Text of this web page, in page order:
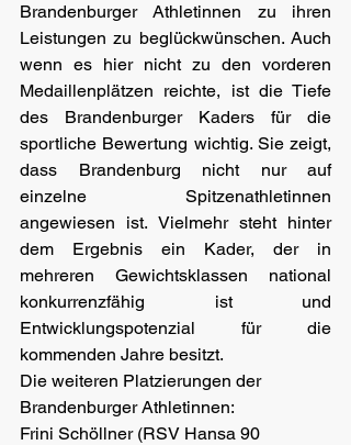
Brandenburger Athletinnen zu ihren
Leistungen zu beglückwünschen. Auch
wenn es hier nicht zu den vorderen
Medaillenplätzen reichte, ist die Tiefe
des Brandenburger Kaders für die
sportliche Bewertung wichtig. Sie zeigt,
dass Brandenburg nicht nur auf
einzelne Spitzenathletinnen
angewiesen ist. Vielmehr steht hinter
dem Ergebnis ein Kader, der in
mehreren Gewichtsklassen national
konkurrenzfähig ist und
Entwicklungspotenzial für die
kommenden Jahre besitzt.
Die weiteren Platzierungen der
Brandenburger Athletinnen:
Frini Schöllner (RSV Hansa 90